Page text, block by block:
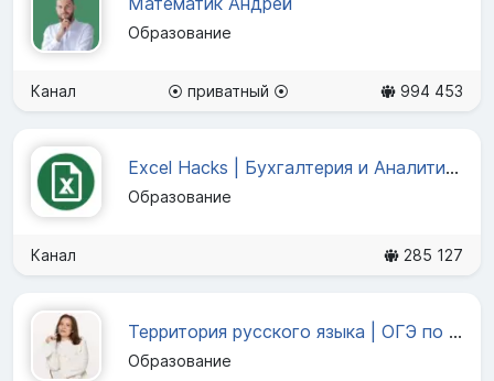
Образование
Канал ⦿ приватный ⦿ 994 453
Excel Hacks | Бухгалтерия и Аналитика
Образование
Канал 285 127
Территория русского языка | ОГЭ по русскому языку 2025
Образование